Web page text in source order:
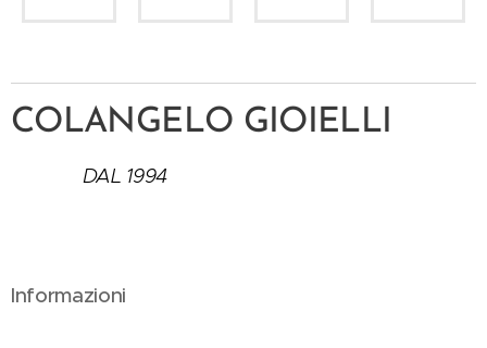
COLANGELO GIOIELLI
DAL 1994
Informazioni